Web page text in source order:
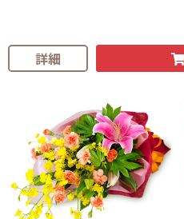
詳細